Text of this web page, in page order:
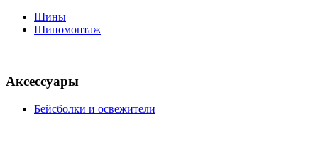
Шины
Шиномонтаж
Аксессуары
Бейсболки и освежители